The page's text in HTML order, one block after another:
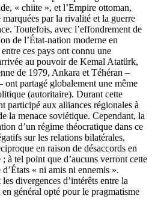
« chiite », et l’Empire ottoman,
par la rivalité et la guerre
Toutefois, avec l’effondrement de
de l’État-nation moderne en
ces pays ont connu une
au pouvoir de Kemal Atatürk,
de 1979, Ankara et Téhéran –
ont partagé globalement une même
(autoritaire). Durant cette
participé aux alliances régionales à
la menace soviétique. Cependant, la
d’un régime théocratique dans ce
sur les relations bilatérales,
en raison de désaccords en
à tel point que d’aucuns verront cette
« ni amis ni ennemis ».
divergences d’intérêts entre la
général opté pour le pragmatisme